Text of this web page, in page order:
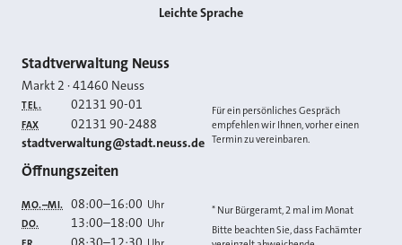
Leichte Sprache
Kontakt
Stadtverwaltung Neuss
Markt 2 ·41460 Neuss
TEL. 02131 90-01
FAX 02131 90-2488
E-MAIL
stadtverwaltung@stadt.neuss.de
Für ein persönliches Gespräch
empfehlen wir Ihnen, vorher einen
Termin zu vereinbaren.
Öffnungszeiten
MO.–MI. 08:00–16:00 Uhr
DO. 13:00–18:00 Uhr
* Nur Bürgeramt, 2 mal im Monat
Bitte beachten Sie, dass Fachämter